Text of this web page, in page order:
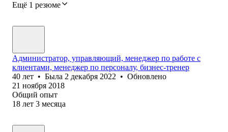
Ещё 1 резюме
Администратор, управляющий, менеджер по работе с
клиентами, менеджер по персоналу, бизнес-тренер
40 лет • Была 2 декабря 2022 • Обновлено
21 ноября 2018
Общий опыт
18 лет 3 месяца